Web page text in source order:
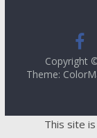
Copyright
Theme:
This site